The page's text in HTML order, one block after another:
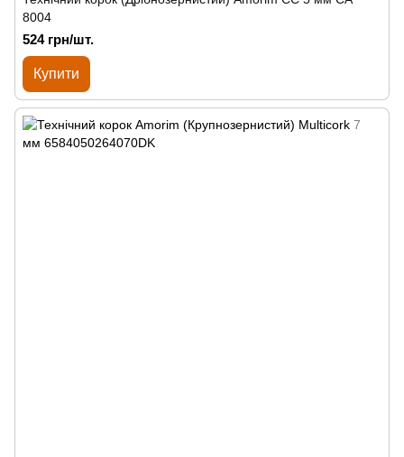
8004
524 грн/шт.
Купити